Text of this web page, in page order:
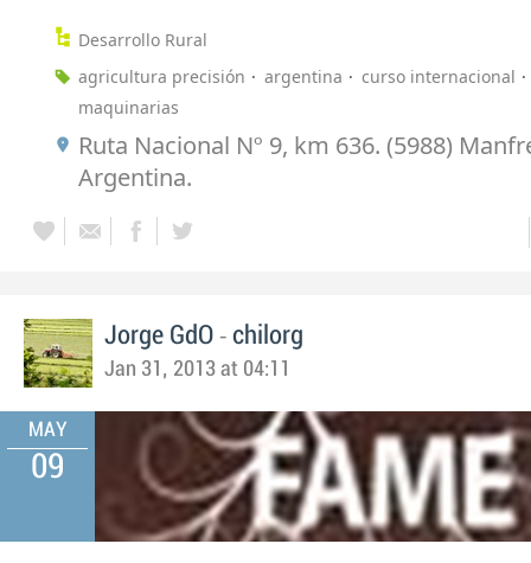
Desarrollo Rural
agricultura precisión
argentina
curso internacional
maquinarias
Ruta Nacional Nº 9, km 636. (5988)
Argentina.
Jorge GdO - chilorg
Jan 31, 2013 at 04:11
MAY
09